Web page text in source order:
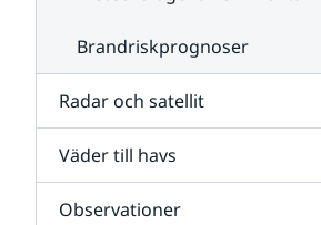
Brandriskprognoser
Radar och satellit
Väder till havs
Observationer